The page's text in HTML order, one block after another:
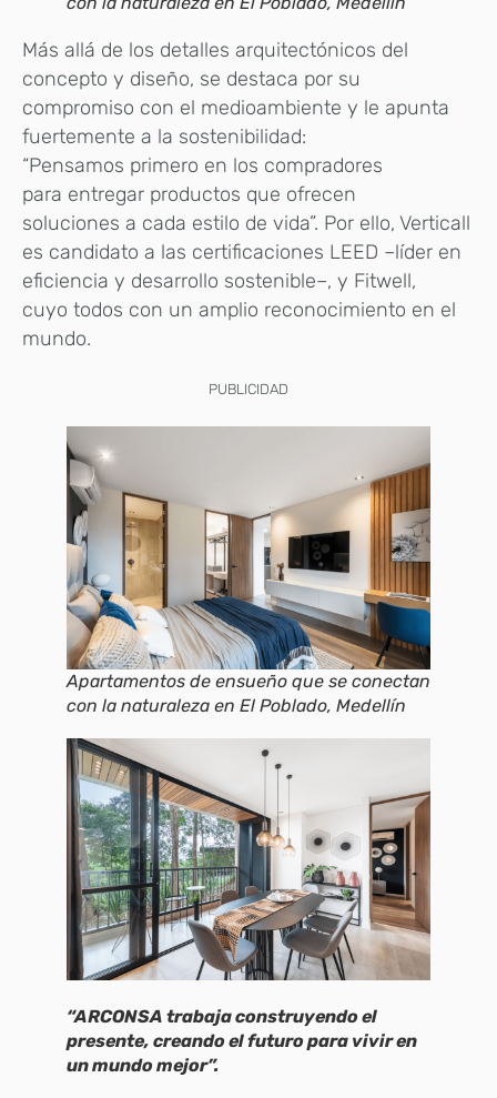
Más allá de los detalles arquitectónicos del
concepto y diseño, se destaca por su
compromiso con el medioambiente y le apunta
fuertemente a la sostenibilidad:
“Pensamos primero en los compradores
para entregar productos que ofrecen
soluciones a cada estilo de vida”. Por ello, Verticall
es candidato a las certificaciones LEED –líder en
eficiencia y desarrollo sostenible–, y Fitwell,
cuyo todos con un amplio reconocimiento en el
mundo.
PUBLICIDAD
Apartamentos de ensueño que se conectan
con la naturaleza en El Poblado, Medellín
“ARCONSA trabaja construyendo el
presente, creando el futuro para vivir en
un mundo mejor”.